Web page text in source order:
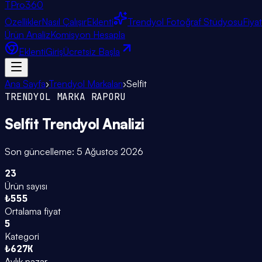
TPro360
ÖzelliklerNasıl ÇalışırEklenti Trendyol Fotoğraf Stüdyosu
Ürün AnalizKomisyon Hesapla
EklentiGirişÜcretsiz Başla
Ana Sayfa›Trendyol Markaları›Selfit
TRENDYOL MARKA RAPORU
Selfit Trendyol Analizi
Son güncelleme: 5 Ağustos 2026
23
Ürün sayısı
₺555
Ortalama fiyat
5
Kategori
₺627K